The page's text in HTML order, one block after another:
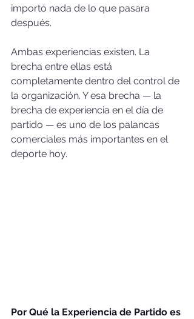
importó nada de lo que pasara
después.
Ambas experiencias existen. La
brecha entre ellas está
completamente dentro del control de
la organización. Y esa brecha — la
brecha de experiencia en el día de
partido — es uno de los palancas
comerciales más importantes en el
deporte hoy.
Por Qué la Experiencia de Partido es